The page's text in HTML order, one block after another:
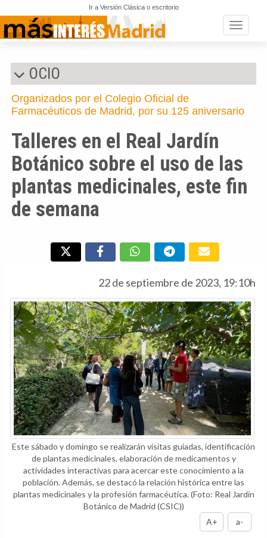
Ir a Versión Clásica o escritorio
Toggle
OCIO
Organizados por el Colegio Oficial de
Farmacéuticos de Madrid, por su 125 aniversario
Talleres en el Real Jardín
Botánico sobre el uso de las
plantas medicinales, este fin
de semana
22 de septiembre de 2023, 19:10h
Este sábado y domingo se realizarán visitas guiadas, identificación
de plantas medicinales, elaboración de medicamentos y
actividades interactivas para acercar este conocimiento a la
población. Además, se destacó la relación histórica entre las
plantas medicinales y la profesión farmacéutica.(Foto: Real Jardín
Botánico de Madrid (CSIC))
A+
a-